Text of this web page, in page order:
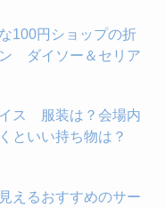
100円ショップの折
ダイソー＆セリア
ス 服装は？会場内
といい持ち物は？
えるおすすめのサー